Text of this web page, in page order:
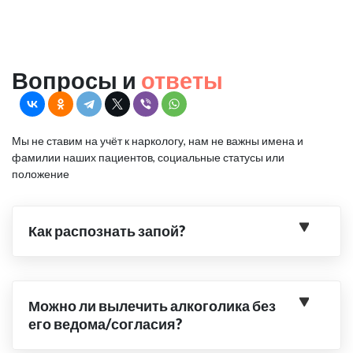
Вопросы и ответы
Мы не ставим на учёт к наркологу, нам не важны имена и
фамилии наших пациентов, социальные статусы или
положение
Как распознать запой?
Можно ли вылечить алкоголика без
его ведома/согласия?